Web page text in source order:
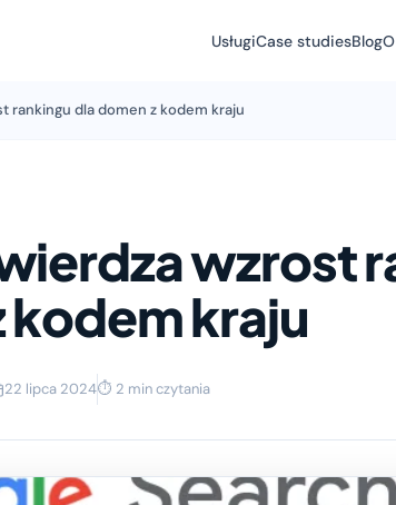
UsługiCase studiesBlog
rankingu dla domen z kodem kraju
wzrost
kodem kraju
22 lipca 2024⏱ 2 min czytania